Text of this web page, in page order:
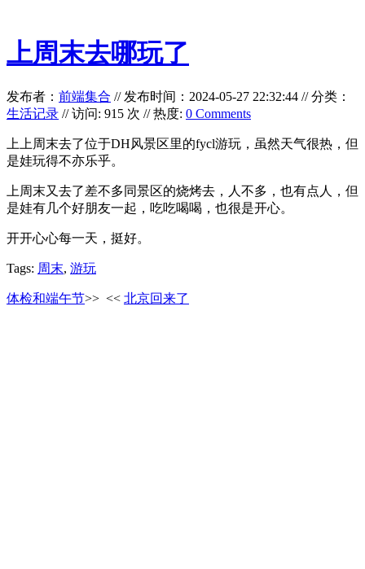
上周末去哪玩了
发布者： 前端集合 //发布时间：2024-05-27 22:32:44 //分类：
生活记录 // 访问: 915 次 // 热度: 0 Comments
上上周末去了位于DH风景区里的fycl游玩，虽然天气很热，但
是娃玩得不亦乐乎。
上周末又去了差不多同景区的烧烤去，人不多，也有点人，但
是娃有几个好朋友一起，吃吃喝喝，也很是开心。
开开心心每一天，挺好。
Tags: 周末, 游玩
体检和端午节>> << 北京回来了